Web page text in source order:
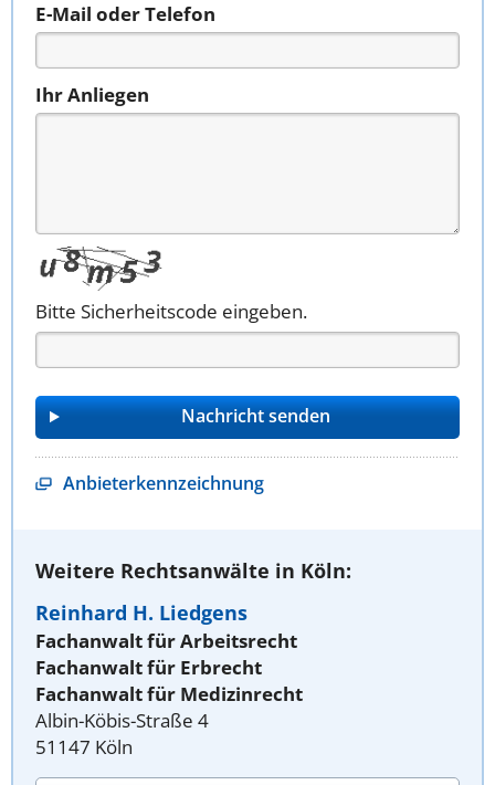
E-Mail oder Telefon
Ihr Anliegen
Bitte Sicherheitscode eingeben.
Anbieterkennzeichnung
Weitere Rechtsanwälte in Köln:
Reinhard H. Liedgens
Fachanwalt für Arbeitsrecht
Fachanwalt für Erbrecht
Fachanwalt für Medizinrecht
Albin-Köbis-Straße 4
51147 Köln